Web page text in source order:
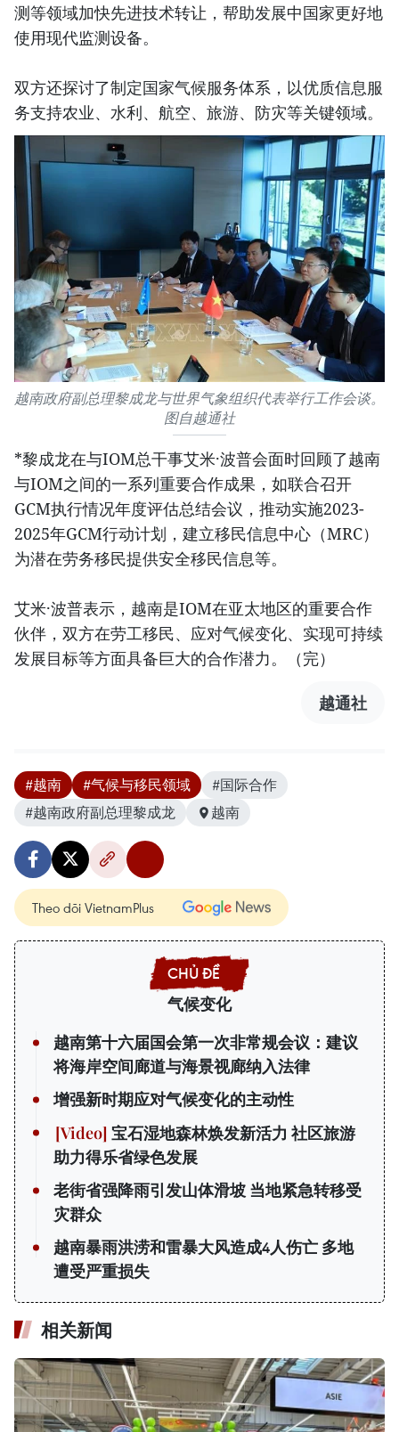
测等领域加快先进技术转让，帮助发展中国家更好地
使用现代监测设备。
双方还探讨了制定国家气候服务体系，以优质信息服
务支持农业、水利、航空、旅游、防灾等关键领域。
越南政府副总理黎成龙与世界气象组织代表举行工作会谈。
图自越通社
*黎成龙在与IOM总干事艾米·波普会面时回顾了越南
与IOM之间的一系列重要合作成果，如联合召开
GCM执行情况年度评估总结会议，推动实施2023-
2025年GCM行动计划，建立移民信息中心（MRC）
为潜在劳务移民提供安全移民信息等。
艾米·波普表示，越南是IOM在亚太地区的重要合作
伙伴，双方在劳工移民、应对气候变化、实现可持续
发展目标等方面具备巨大的合作潜力。（完）
越通社
#越南 #气候与移民领域
#国际合作
#越南政府副总理黎成龙
越南
Theo dõi VietnamPlus
气候变化
越南第十六届国会第一次非常规会议：建议
将海岸空间廊道与海景视廊纳入法律
增强新时期应对气候变化的主动性
宝石湿地森林焕发新活力 社区旅游
助力得乐省绿色发展
老街省强降雨引发山体滑坡 当地紧急转移受
灾群众
越南暴雨洪涝和雷暴大风造成4人伤亡 多地
遭受严重损失
相关新闻